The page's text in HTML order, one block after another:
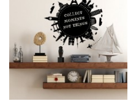
Klikni za detalje